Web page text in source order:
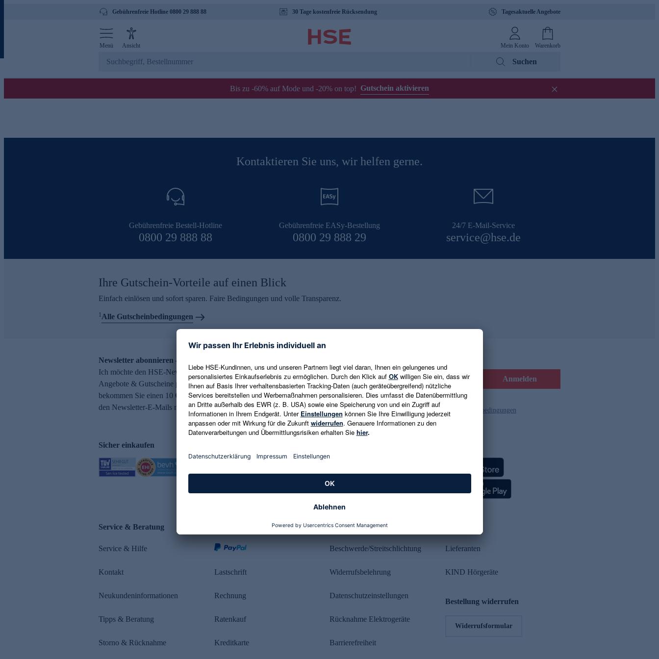
Gebührenfreie Hotline 0800 29 888 88 30 Tage kostenfreie Rücksendung Tagesaktuelle Angebote
Menü Ansicht Mein Konto Warenkorb
Suchen
Bis zu -60% auf Mode und -20% on top! Gutschein aktivieren
Kontaktieren Sie uns, wir helfen gerne.
Gebührenfreie Bestell-Hotline
0800 29 888 88
Gebührenfreie EASy-Bestellung
0800 29 888 29
24/7 E-Mail-Service
service@hse.de
Ihre Gutschein-Vorteile auf einen Blick
Einfach einlösen und sofort sparen. Faire Bedingungen und volle Transparenz.
1Alle Gutscheinbedingungen
Newsletter abonnieren – 10 € Gutschein erhalten
Ich möchte den HSE-Newsletter abonnieren und aktuelle Trends,
Angebote & Gutscheine per E-Mail erhalten. Als Dankeschön
bekommen Sie einen 10 € Gutschein. Eine Abmeldung ist jederzeit in
den Newsletter-E-Mails möglich.
E-Mail-Adresse eingeben Anmelden
Es gelten die Datenschutzrichtlinien und die Gutscheinbedingungen
Sicher einkaufen
Service & Beratung
Service & Hilfe
Kontakt
Neukundeninformationen
Tipps & Beratung
Storno & Rücknahme
Lastschrift
Rechnung
Ratenkauf
Kreditkarte
Rechtliches
Beschwerde/Streitschlichtung
Widerrufsbelehrung
Datenschutzeinstellungen
Rücknahme Elektrogeräte
Barrierefreiheit
Lieferanten
KIND Hörgeräte
Bestellung widerrufen
Widerrufsformular